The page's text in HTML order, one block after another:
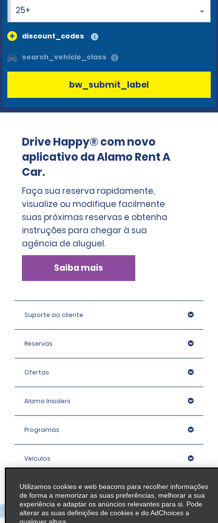
25+
discount_codes
search_vehicle_class
bw_submit_label
Drive Happy® com novo
aplicativo da Alamo Rent A
Car.
Faça sua reserva rapidamente,
visualize ou modifique facilmente
suas próximas reservas e obtenha
instruções para chegar à sua
agência de aluguel.
Saiba mais
Suporte ao cliente
Reservas
Ofertas
Alamo Insiders
Programas
Veículos
Agências
Empresa
Utilizamos cookies e web beacons para recolher informações
de forma a memorizar as suas preferências, melhorar a sua
experiência e adaptar os anúncios relevantes para si. Pode
alterar as suas definições de cookies e do AdChoices a